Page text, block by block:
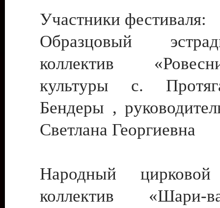
Участники фестиваля:
Образцовый
коллектив
культуры с.
Бендеры ,
Светлана Георгиевна
Народный цирковой
коллектив